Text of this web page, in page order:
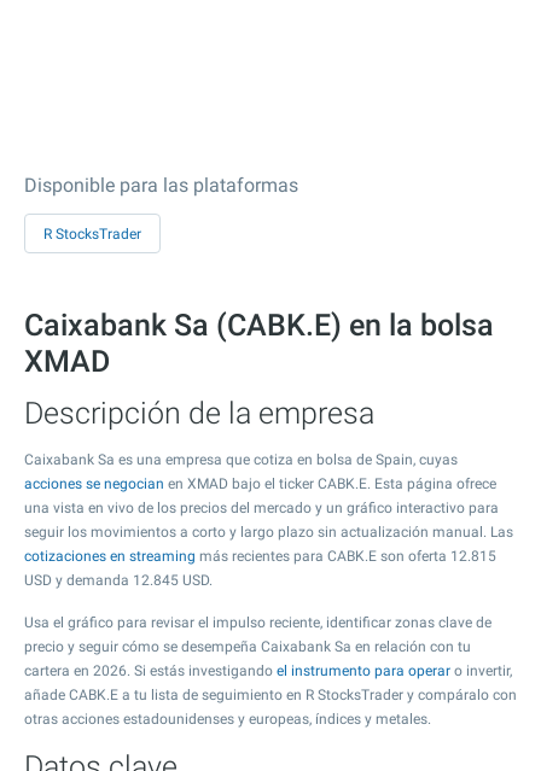
Disponible para las plataformas
R StocksTrader
Caixabank Sa (CABK.E) en la bolsa
XMAD
Descripción de la empresa
Caixabank Sa es una empresa que cotiza en bolsa de Spain, cuyas
acciones se negocian en XMAD bajo el ticker CABK.E. Esta página ofrece
una vista en vivo de los precios del mercado y un gráfico interactivo para
seguir los movimientos a corto y largo plazo sin actualización manual. Las
cotizaciones en streaming más recientes para CABK.E son oferta 12.815
USD y demanda 12.845 USD.
Usa el gráfico para revisar el impulso reciente, identificar zonas clave de
precio y seguir cómo se desempeña Caixabank Sa en relación con tu
cartera en 2026. Si estás investigando el instrumento para operar o invertir,
añade CABK.E a tu lista de seguimiento en R StocksTrader y compáralo con
otras acciones estadounidenses y europeas, índices y metales.